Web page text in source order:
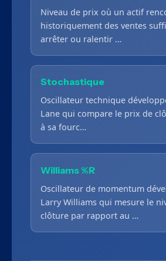
Niveau de prix où un actif
historiquement des ventes
arrêter ou ralentir …
Stochastique
Oscillateur technique
Lane qui compare le prix de
à sa fourc…
Williams %R
Oscillateur de momentum
Larry Williams qui mesure le
clôture par rapport au …